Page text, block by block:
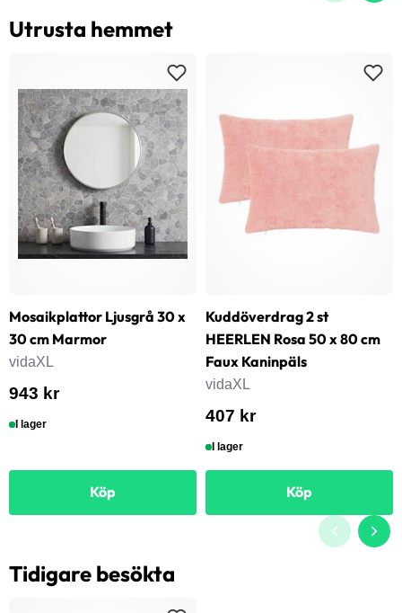
Utrusta hemmet
Mosaikplattor Ljusgrå 30 x
30 cm Marmor
vidaXL
943 kr
I lager
Köp
Kuddöverdrag 2 st
HEERLEN Rosa 50 x 80 cm
Faux Kaninpäls
vidaXL
407 kr
I lager
Köp
Tidigare besökta